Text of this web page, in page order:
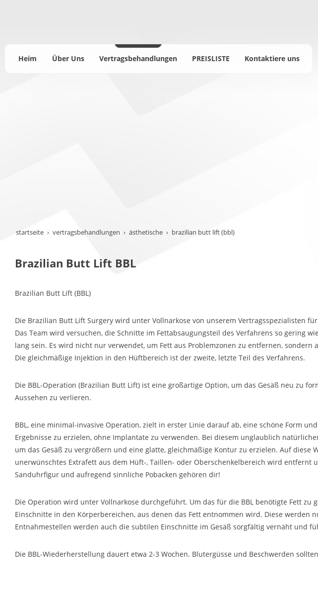
Heim Über Uns Vertragsbehandlungen PREISLISTE Kontaktiere uns
startseite vertragsbehandlungen ästhetische brazilian butt lift (bbl)
Brazilian Butt Lift BBL
Brazilian Butt Lift (BBL)
Die Brazilian Butt Lift Surgery wird unter Vollnarkose von unserem Vertragsspezialisten
Das Team wird versuchen, die Schnitte im Fettabsaugungsteil des Verfahrens so gering
lang sein. Es wird nicht nur verwendet, um Fett aus Problemzonen zu entfernen,
Die gleichmäßige Injektion in den Hüftbereich ist der zweite, letzte Teil des Verfahrens.
Die BBL-Operation (Brazilian Butt Lift) ist eine großartige Option, um das Gesäß neu zu
Aussehen zu verlieren.
BBL, eine minimal-invasive Operation, zielt in erster Linie darauf ab, eine schöne Form
Ergebnisse zu erzielen, ohne Implantate zu verwenden. Bei diesem unglaublich
um das Gesäß zu vergrößern und eine glatte, gleichmäßige Kontur zu erzielen. Auf diese
unerwünschtes Extrafett aus dem Hüft-, Taillen- oder Oberschenkelbereich wird entfernt
Sanduhrfigur und aufregend sinnliche Pobacken gehören dir!
Die Operation wird unter Vollnarkose durchgeführt. Um das für die BBL benötigte Fett zu
Einschnitte in den Körperbereichen, aus denen das Fett entnommen wird. Diese werden
Entnahmestellen werden auch die subtilen Einschnitte im Gesäß sorgfältig vernäht und
Die BBL-Wiederherstellung dauert etwa 2-3 Wochen. Blutergüsse und Beschwerden